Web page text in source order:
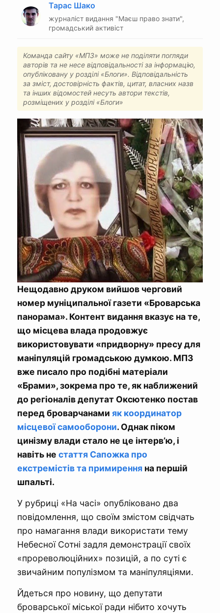
Тарас Шако
журналіст видання "Маєш право знати",
громадський активіст
Команда сайту «МПЗ» може не поділяти погляди
авторів та не несе відповідальності за інформацію,
опубліковану у розділі «Блоги». Відповідальність
за зміст, достовірність фактів, цитат, власних назв
та інших відомостей несуть автори текстів,
розміщених у розділі «Блоги»
Нещодавно друком вийшов черговий
номер муніципальної газети «Броварська
панорама». Контент видання вказує на те,
що місцева влада продовжує
використовувати «придворну» пресу для
маніпуляцій громадською думкою. МПЗ
вже писало про подібні матеріали
«Брами», зокрема про те, як наближений
до регіоналів депутат Оксютенко постав
перед броварчанами як координатор
місцевої самооборони. Однак піком
цинізму влади стало не це інтерв’ю, і
навіть не стаття Сапожка про
екстремістів та примирення на першій
шпальті.
У рубриці «На часі» опубліковано два
повідомлення, що своїм змістом свідчать
про намагання влади використати тему
Небесної Сотні задля демонстрації своїх
«прореволюційних» позицій, а по суті є
звичайним популізмом та маніпуляціями.
Йдеться про новину, що депутати
броварської міської ради нібито хочуть